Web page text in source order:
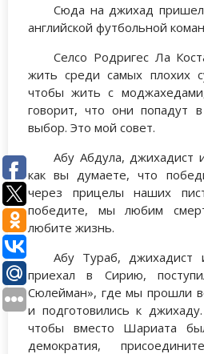
Сюда на джихад
английской футбольной
Селсо Родригес Ла
жить среди самых плохих
чтобы жить с
говорит, что они попадут
выбор. Это мой совет.
Абу Абдула, джихадист
как вы думаете, что
через прицелы наших
победите, мы любим
любите жизнь.
Абу Тураб, джихадист
приехал в Сирию,
Сюлейман», где мы прошли
и подготовились к
чтобы вместо Шариата
демократия,